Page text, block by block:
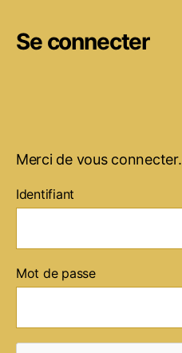
Se connecter
Merci de vous connecter.
Identifiant
Mot de passe